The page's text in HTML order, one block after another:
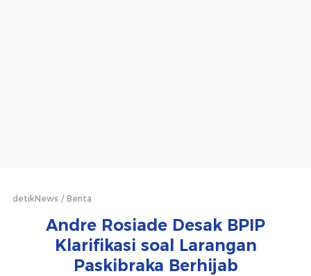
detikNews Berita
Andre Rosiade Desak BPIP
Klarifikasi soal Larangan
Paskibraka Berhijab